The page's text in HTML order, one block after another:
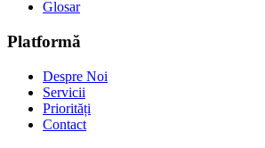
Glosar
Platformă
Despre Noi
Servicii
Priorități
Contact